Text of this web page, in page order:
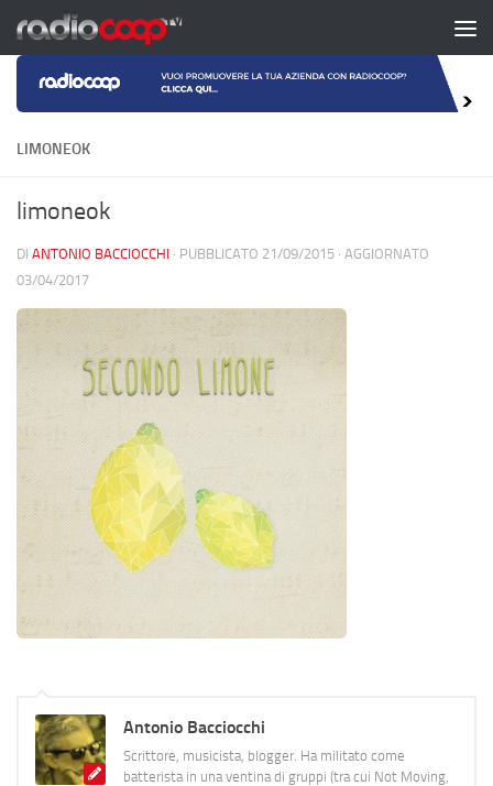
Salta al contenuto
LIMONEOK
limoneok
DI ANTONIO BACCIOCCHI · PUBBLICATO 21/09/2015 · AGGIORNATO
03/04/2017
Antonio Bacciocchi
Scrittore, musicista, blogger. Ha militato come
batterista in una ventina di gruppi (tra cui Not Moving,